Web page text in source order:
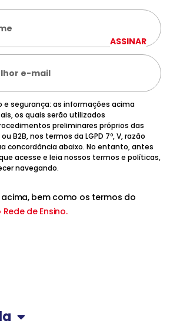
e segurança: as informações acima
os quais serão utilizados
preliminares próprios das
B2B, nos termos da LGPD 7º, V, razão
concordância abaixo. No entanto, antes
acesse e leia nossos termos e políticas,
navegando.
acima, bem como os termos do
de Ensino.
ASSINAR